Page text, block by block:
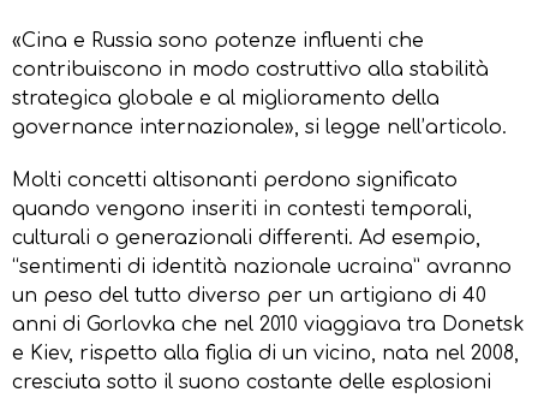
«Cina e Russia sono potenze influenti che
contribuiscono in modo costruttivo alla stabilità
strategica globale e al miglioramento della
governance internazionale», si legge nell’articolo.
Molti concetti altisonanti perdono significato
quando vengono inseriti in contesti temporali,
culturali o generazionali differenti. Ad esempio,
“sentimenti di identità nazionale ucraina” avranno
un peso del tutto diverso per un artigiano di 40
anni di Gorlovka che nel 2010 viaggiava tra Donetsk
e Kiev, rispetto alla figlia di un vicino, nata nel 2008,
cresciuta sotto il suono costante delle esplosioni